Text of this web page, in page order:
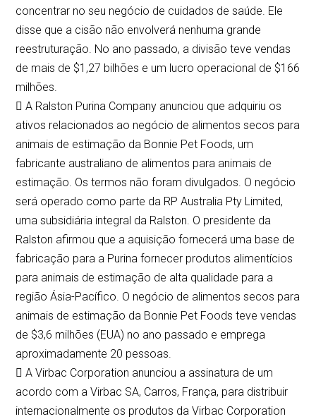
concentrar no seu negócio de cuidados de saúde. Ele
disse que a cisão não envolverá nenhuma grande
reestruturação. No ano passado, a divisão teve vendas
de mais de $1,27 bilhões e um lucro operacional de $166
milhões.
 A Ralston Purina Company anunciou que adquiriu os
ativos relacionados ao negócio de alimentos secos para
animais de estimação da Bonnie Pet Foods, um
fabricante australiano de alimentos para animais de
estimação. Os termos não foram divulgados. O negócio
será operado como parte da RP Australia Pty Limited,
uma subsidiária integral da Ralston. O presidente da
Ralston afirmou que a aquisição fornecerá uma base de
fabricação para a Purina fornecer produtos alimentícios
para animais de estimação de alta qualidade para a
região Ásia-Pacífico. O negócio de alimentos secos para
animais de estimação da Bonnie Pet Foods teve vendas
de $3,6 milhões (EUA) no ano passado e emprega
aproximadamente 20 pessoas.
 A Virbac Corporation anunciou a assinatura de um
acordo com a Virbac SA, Carros, França, para distribuir
internacionalmente os produtos da Virbac Corporation